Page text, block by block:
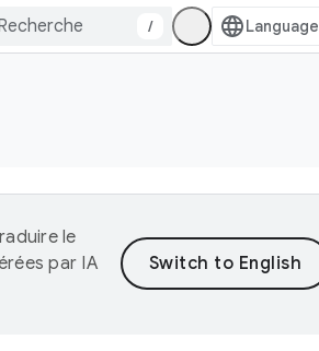
/
le
par IA